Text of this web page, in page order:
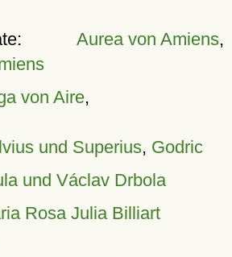
Aurea von Amiens,
von Aire,
und Superius, Godric
und Václav Drbola
Rosa Julia Billiart